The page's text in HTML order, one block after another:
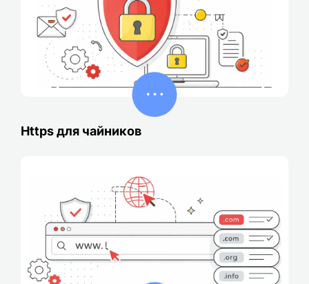
Https для чайников